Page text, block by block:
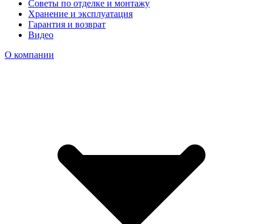
Советы по отделке и монтажу
Хранение и эксплуатация
Гарантия и возврат
Видео
О компании